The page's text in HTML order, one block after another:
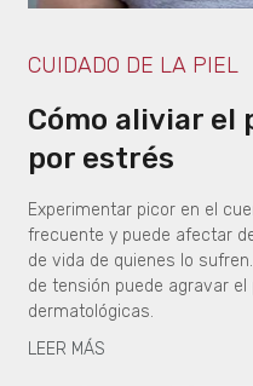
CUIDADO DE LA PIEL
Cómo aliviar el
por estrés
Experimentar picor en el
frecuente y puede afectar
de vida de quienes lo
de tensión puede agravar
dermatológicas.
LEER MÁS